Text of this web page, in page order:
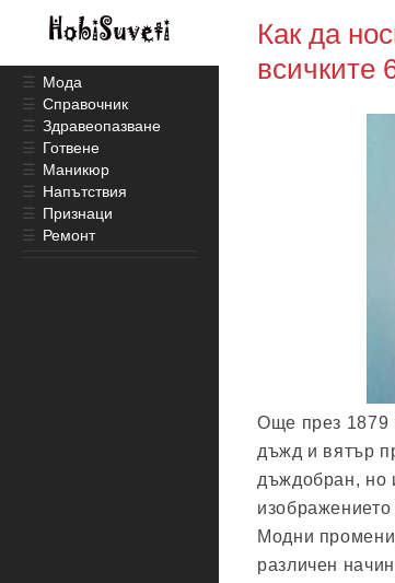
Как да
всичките
Още през 1879
дъжд и вятър
дъждобран, но
Модни
различен
☰ Мода
☰ Справочник
☰ Здравеопазване
☰ Готвене
☰ Маникюр
☰ Напътствия
☰ Признаци
☰ Ремонт